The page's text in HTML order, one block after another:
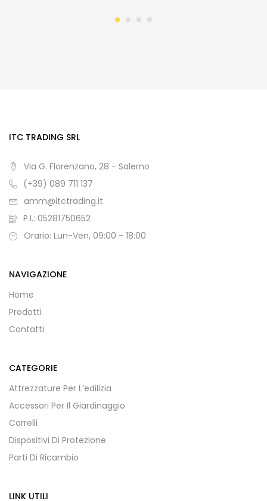
ITC TRADING SRL
Via G. Florenzano, 28 - Salerno
(+39) 089 711 137
amm@itctrading.it
P.I.: 05281750652
Orario: Lun-Ven, 09:00 - 18:00
NAVIGAZIONE
Home
Prodotti
Contatti
CATEGORIE
Attrezzature Per L’edilizia
Accessori Per Il Giardinaggio
Carrelli
Dispositivi Di Protezione
Parti Di Ricambio
LINK UTILI